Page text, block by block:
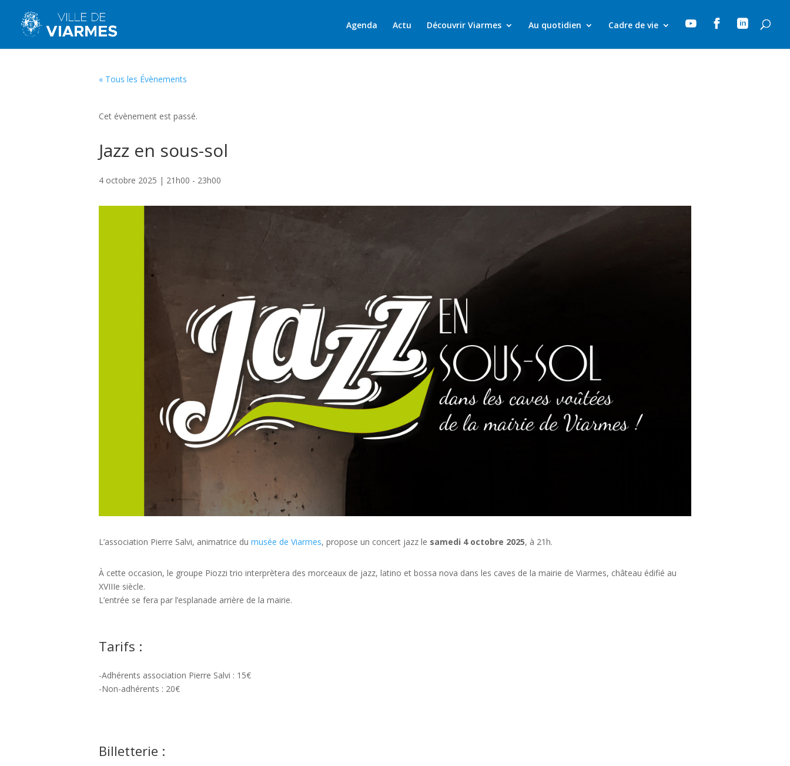
Agenda Actu Découvrir Viarmes Au quotidien Cadre de vie   
« Tous les Évènements
Cet évènement est passé.
Jazz en sous-sol
4 octobre 2025 | 21h00 - 23h00
L’association Pierre Salvi, animatrice du musée de Viarmes, propose un concert jazz le samedi 4 octobre 2025, à 21h.
À cette occasion, le groupe Piozzi trio interprètera des morceaux de jazz, latino et bossa nova dans les caves de la mairie de Viarmes, château édifié au
XVIIIe siècle.
L’entrée se fera par l’esplanade arrière de la mairie.
Tarifs :
-Adhérents association Pierre Salvi : 15€
-Non-adhérents : 20€
Billetterie :